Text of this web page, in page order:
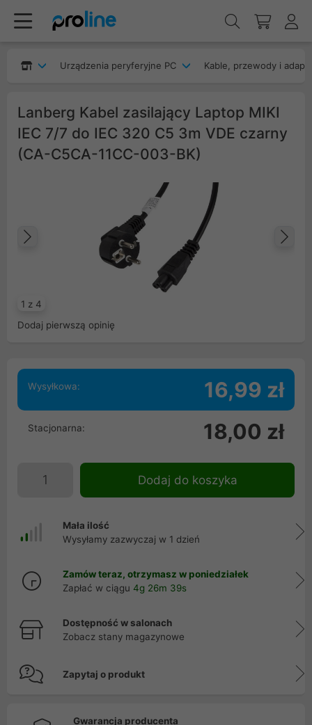
Urządzenia peryferyjne PC Kable, przewody i
Lanberg Kabel zasilający Laptop MIKI
IEC 7/7 do IEC 320 C5 3m VDE czarny
(CA-C5CA-11CC-003-BK)
1 z 4
Poprzedni
Dodaj pierwszą opinię
Wysyłkowa: 16,99 zł
Stacjonarna: 18,00 zł
Dodaj do koszyka
Mała ilość
Wysyłamy zazwyczaj w 1 dzień
Zamów teraz, otrzymasz w poniedziałek
Zapłać w ciągu 4g 26m 39s
Dostępność w salonach
Zobacz stany magazynowe
Zapytaj o produkt
Gwarancja producenta